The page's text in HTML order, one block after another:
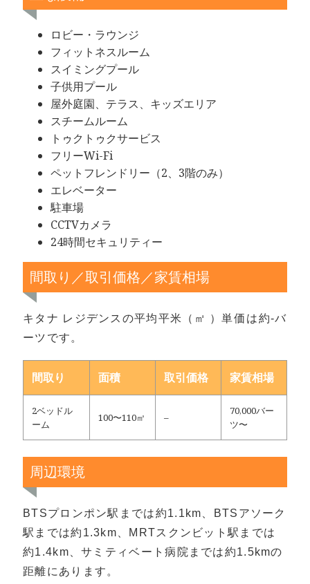
ロビー・ラウンジ
フィットネスルーム
スイミングプール
子供用プール
屋外庭園、テラス、キッズエリア
スチームルーム
トゥクトゥクサービス
フリーWi-Fi
ペットフレンドリー（2、3階のみ）
エレベーター
駐車場
CCTVカメラ
24時間セキュリティー
間取り／取引価格／家賃相場
キタナ レジデンスの平均平米（㎡ ）単価は約-バ
ーツです。
間取り 面積 取引価格 家賃相場
2ベッドル
ーム
100〜110㎡ –
70,000バー
ツ〜
周辺環境
BTSプロンポン駅までは約1.1km、BTSアソーク
駅までは約1.3km、MRTスクンビット駅までは
約1.4km、サミティベート病院までは約1.5kmの
距離にあります。